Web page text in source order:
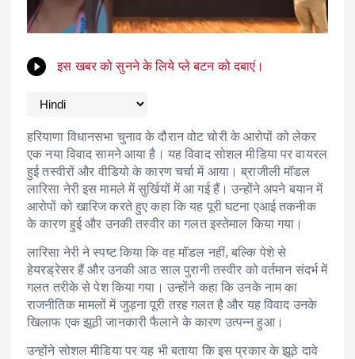
इस खबर को सुनने के लिये प्ले बटन को दबाएं।
हरियाणा विधानसभा चुनाव के दौरान वोट चोरी के आरोपों को लेकर
एक नया विवाद सामने आया है। यह विवाद सोशल मीडिया पर वायरल
हुई तस्वीरों और वीडियो के कारण चर्चा में आया। ब्राजीली मॉडल
लारिसा नेरी इस मामले में सुर्खियों में आ गई हैं। उन्होंने अपने बयान में
आरोपों को खारिज करते हुए कहा कि यह पूरी घटना एआई तकनीक
के कारण हुई और उनकी तस्वीर का गलत इस्तेमाल किया गया।
लारिसा नेरी ने स्पष्ट किया कि वह मॉडल नहीं, बल्कि पेशे से
हेयरड्रेसर हैं और उनकी आठ साल पुरानी तस्वीर को वर्तमान संदर्भ में
गलत तरीके से पेश किया गया। उन्होंने कहा कि उनके नाम का
राजनीतिक मामलों में जुड़ना पूरी तरह गलत है और यह विवाद उनके
खिलाफ एक झूठी जानकारी फैलाने के कारण उत्पन्न हुआ।
उन्होंने सोशल मीडिया पर यह भी बताया कि इस प्रकार के झूठे दावे